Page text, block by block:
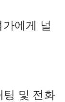
에게 널
팅 및 전화